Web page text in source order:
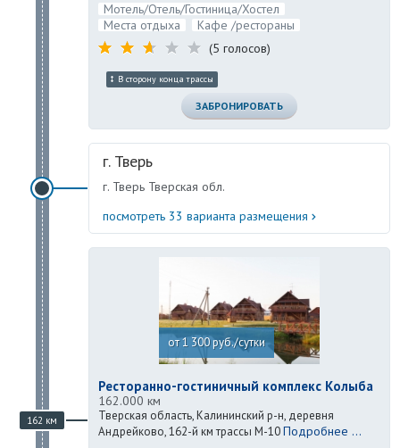
Мотель/Отель/Гостиница/Хостел
Места отдыха
Кафе /рестораны
(5 голосов)
В сторону конца трассы
ЗАБРОНИРОВАТЬ
г. Тверь
г. Тверь Тверская обл.
посмотреть 33 варианта размещения
162 км
от 1 300 руб./сутки
Ресторанно-гостиничный комплекс Колыба
162.000 км
Тверская область, Калининский р-н, деревня
Андрейково, 162-й км трассы М-10Подробнее ...